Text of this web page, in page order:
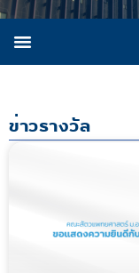
ข่าวรางวัล